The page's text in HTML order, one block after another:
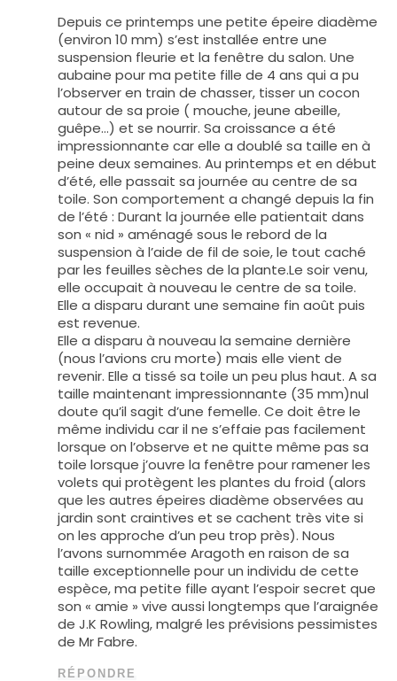
Depuis ce printemps une petite épeire diadème
(environ 10 mm) s’est installée entre une
suspension fleurie et la fenêtre du salon. Une
aubaine pour ma petite fille de 4 ans qui a pu
l’observer en train de chasser, tisser un cocon
autour de sa proie ( mouche, jeune abeille,
guêpe…) et se nourrir. Sa croissance a été
impressionnante car elle a doublé sa taille en à
peine deux semaines. Au printemps et en début
d’été, elle passait sa journée au centre de sa
toile. Son comportement a changé depuis la fin
de l’été : Durant la journée elle patientait dans
son « nid » aménagé sous le rebord de la
suspension à l’aide de fil de soie, le tout caché
par les feuilles sèches de la plante.Le soir venu,
elle occupait à nouveau le centre de sa toile.
Elle a disparu durant une semaine fin août puis
est revenue.
Elle a disparu à nouveau la semaine dernière
(nous l’avions cru morte) mais elle vient de
revenir. Elle a tissé sa toile un peu plus haut. A sa
taille maintenant impressionnante (35 mm)nul
doute qu’il sagit d’une femelle. Ce doit être le
même individu car il ne s’effaie pas facilement
lorsque on l’observe et ne quitte même pas sa
toile lorsque j’ouvre la fenêtre pour ramener les
volets qui protègent les plantes du froid (alors
que les autres épeires diadème observées au
jardin sont craintives et se cachent très vite si
on les approche d’un peu trop près). Nous
l’avons surnommée Aragoth en raison de sa
taille exceptionnelle pour un individu de cette
espèce, ma petite fille ayant l’espoir secret que
son « amie » vive aussi longtemps que l’araignée
de J.K Rowling, malgré les prévisions pessimistes
de Mr Fabre.
RÉPONDRE